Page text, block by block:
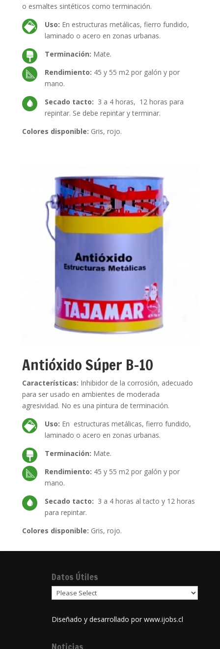
o esmaltes sintéticos como terminación.
Uso: En estructuras metálicas, fierro fundido,
laminado o acero en zonas urbanas.
Terminación: Mate.
Rendimiento: 45 y 55 m2 por galón y por
mano.
Secado tacto: 3 a 4 horas, 12 horas para
repintar. Se debe repintar y terminar.
Colores disponible: Gris, rojo.
Antióxido Súper B-10
Características: Inhibidor de la corrosión, adecuado
para ser usado en ambientes de moderada
agresividad. No es una pintura de terminación.
Uso: En estructuras metálicas, fierro fundido,
laminado o acero en zonas urbanas.
Terminación: Mate.
Rendimiento: 45 y 55 m2 por galón y por
mano.
Secado tacto: 3 a 4 horas al tacto y 12 horas
para repintar.
Colores disponible: Gris, rojo.
Datos Útiles
Diseñado y desarrollado por www.ijobs.cl
Noticias